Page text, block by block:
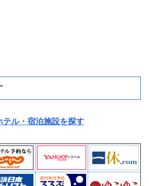
テル・宿泊施設を探す